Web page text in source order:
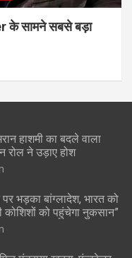
के सामने सबसे बड़ा
हाशमी का बदले वाला
रोल ने उड़ाए होश
भड़का बांग्लादेश, भारत को
कोशिशों को पहुंचेगा नुकसान”